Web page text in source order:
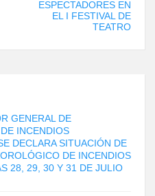
ESPECTADORES EN
EL I FESTIVAL DE
TEATRO
GENERAL DE
INCENDIOS
DECLARA SITUACIÓN DE
DE INCENDIOS
28, 29, 30 Y 31 DE JULIO